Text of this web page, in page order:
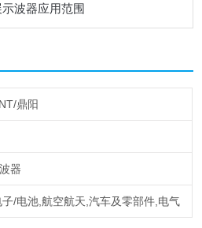
波器应用范围
鼎阳
器
/电池,航空航天,汽车及零部件,电气